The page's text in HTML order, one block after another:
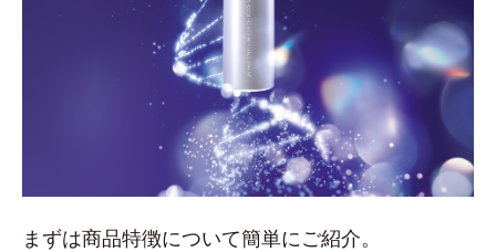
まずは商品特徴について簡単にご紹介。